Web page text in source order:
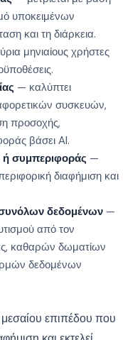
υποκειμένων
και τη διάρκεια.
μηνιαίους χρήστες
— καλύπτει
συσκευών,
προσοχής,
βάσει AI.
συμπεριφοράς —
διαφήμιση και
δεδομένων —
από τον
καθαρών δωματίων
δεδομένων
επιπέδου που